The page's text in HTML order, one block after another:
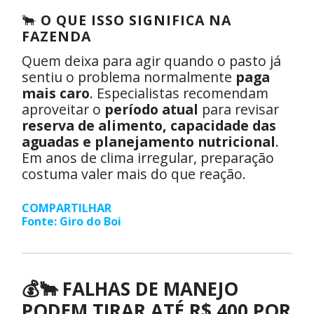
🐂 O QUE ISSO SIGNIFICA NA
FAZENDA
Quem deixa para agir quando o pasto já
sentiu o problema normalmente paga
mais caro. Especialistas recomendam
aproveitar o período atual para revisar
reserva de alimento, capacidade das
aguadas e planejamento nutricional.
Em anos de clima irregular, preparação
costuma valer mais do que reação.
COMPARTILHAR
Fonte: Giro do Boi
💰🐂 FALHAS DE MANEJO